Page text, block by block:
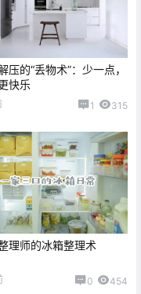
压的“丢物术”：少一点，
快乐
1 315
理师的冰箱整理术
0 454